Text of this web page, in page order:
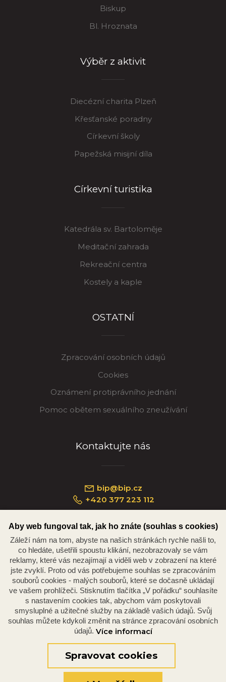
Biskup
Bl. Hroznata
Výběr z aktivit
Diecézní charita Plzeň
Křesťanské poradny
Církevní školy
Papežská misijní díla
Církevní turistika
Katedrála sv. Bartoloměje
Meditační zahrada
Rekreační centra
Kostely a kaple
OSTATNÍ
Zpracování osobních údajů
Cookies
Oznámení protiprávního jednání
Pomoc obětem sexuálního zneužívání
Kontaktujte nás
bip@bip.cz
+420 377 223 112
Náměstí Republiky 234/35, 301 00 Plzeň
Aby web fungoval tak, jak ho znáte (souhlas s cookies)
Záleží nám na tom, abyste na našich stránkách rychle našli to,
co hledáte, ušetřili spoustu klikání, nezobrazovaly se vám
reklamy, které vás nezajímají a viděli web v zobrazení na které
jste zvyklí. Proto od vás potřebujeme souhlas se zpracováním
souborů cookies - malých souborů, které se dočasně ukládají
ve vašem prohlížeči. Stisknutím tlačítka „V pořádku“ souhlasíte
s nastavením cookies tak, abychom vám poskytovali
smysluplné a užitečné služby na základě vašich údajů. Svůj
souhlas můžete kdykoli změnit na stránce zpracování osobních
údajů. Více informací
Spravovat cookies